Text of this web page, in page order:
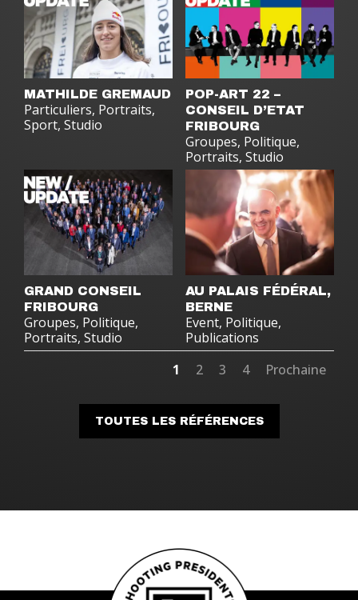
MATHILDE GREMAUD
Particuliers, Portraits,
Sport, Studio
POP-ART 22 –
CONSEIL D’ETAT
FRIBOURG
Groupes, Politique,
Portraits, Studio
GRAND CONSEIL
FRIBOURG
Groupes, Politique,
Portraits, Studio
AU PALAIS FÉDÉRAL,
BERNE
Event, Politique,
Publications
1
2 3 4 Prochaine
TOUTES LES RÉFÉRENCES